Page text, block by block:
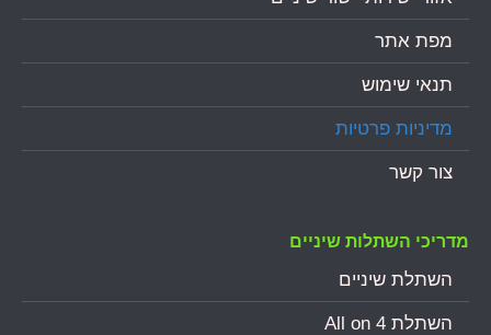
מפת אתר
תנאי שימוש
מדיניות פרטיות
צור קשר
מדריכי השתלות שיניים
השתלת שיניים
השתלת All on 4